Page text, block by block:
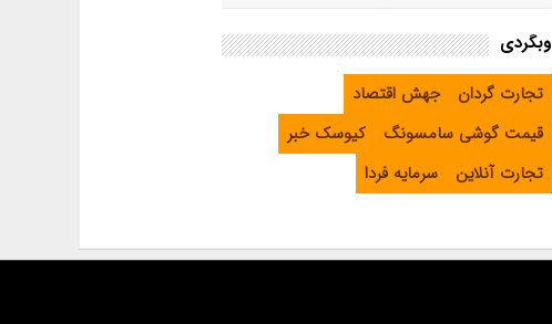
وبگردی
تجارت گردان
جهش اقتصاد
قیمت گوشی سامسونگ
کیوسک خبر
تجارت آنلاین
سرمایه فردا